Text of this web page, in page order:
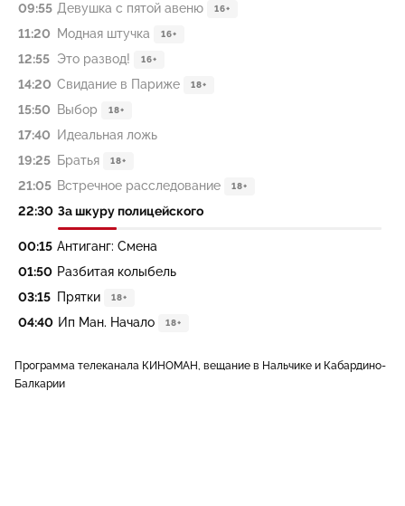
09:55 Девушка с пятой авеню 16+
11:20 Модная штучка 16+
12:55 Это развод! 16+
14:20 Свидание в Париже 18+
15:50 Выбор 18+
17:40
Идеальная ложь
19:25 Братья 18+
21:05 Встречное расследование 18+
22:30 За шкуру полицейского
00:15 Антиганг: Смена
01:50 Разбитая колыбель
03:15 Прятки 18+
04:40 Ип Ман. Начало 18+
Программа телеканала КИНОМАН, вещание в Нальчике и Кабардино-
Балкарии